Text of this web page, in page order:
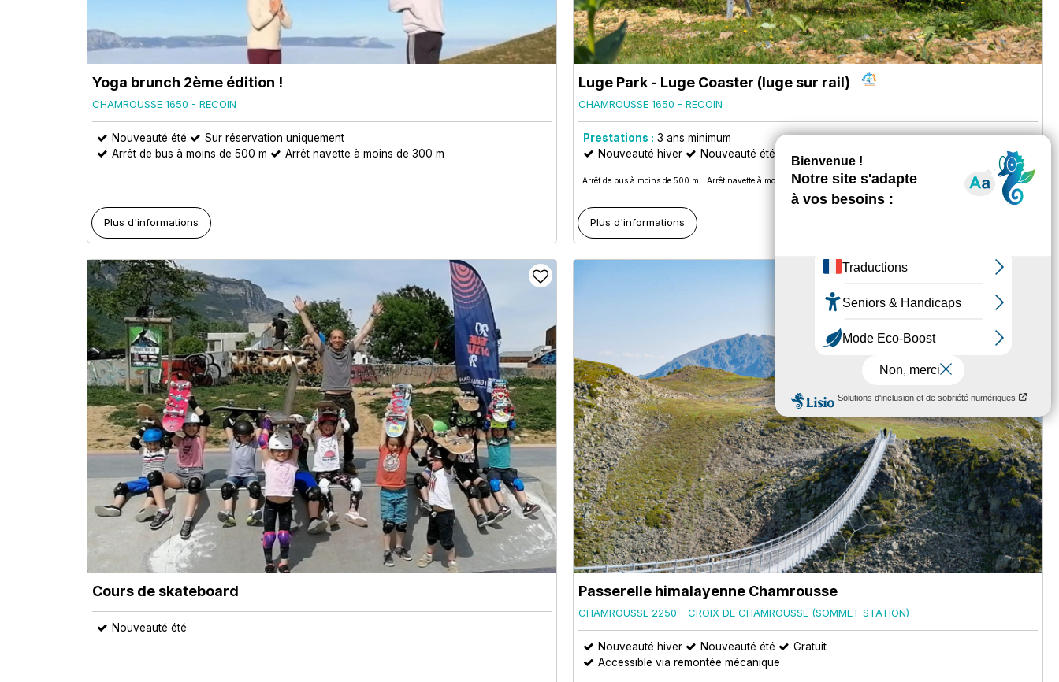
Yoga brunch 2ème édition !
CHAMROUSSE 1650 - RECOIN
Nouveauté été
Sur réservation uniquement
Arrêt de bus à moins de 500 m
Arrêt navette à moins de 300 m
Plus d'informations
Luge Park - Luge Coaster (luge sur rail)
CHAMROUSSE 1650 - RECOIN
Prestations : 3 ans minimum
Nouveauté hiver
Nouveauté été
Arrêt de bus à moins de 500 m Arrêt navette à moins de 300 m
Plus d'informations
Cours de skateboard
Nouveauté été
Passerelle himalayenne Chamrousse
CHAMROUSSE 2250 - CROIX DE CHAMROUSSE (SOMMET STATION)
Nouveauté hiver Nouveauté été
Gratuit
Accessible via remontée mécanique